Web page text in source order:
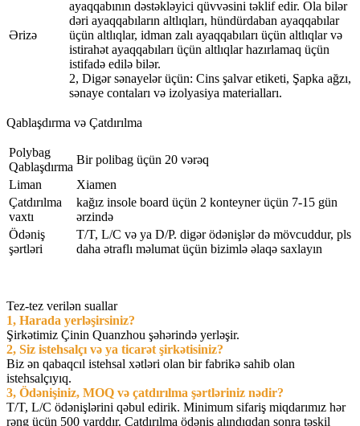
Ərizə
ayaqqabının dəstəkləyici qüvvəsini təklif edir. Ola bilər
dəri ayaqqabıların altlıqları, hündürdaban ayaqqabılar
üçün altlıqlar, idman zalı ayaqqabıları üçün altlıqlar və
istirahət ayaqqabıları üçün altlıqlar hazırlamaq üçün
istifadə edilə bilər.
2, Digər sənayelər üçün: Cins şalvar etiketi, Şapka ağzı,
sənaye contaları və izolyasiya materialları.
Qablaşdırma və Çatdırılma
Polybag
Qablaşdırma
Bir polibag üçün 20 vərəq
Liman
Xiamen
Çatdırılma
vaxtı
kağız insole board üçün 2 konteyner üçün 7-15 gün
ərzində
Ödəniş
şərtləri
T/T, L/C və ya D/P. digər ödənişlər də mövcuddur, pls
daha ətraflı məlumat üçün bizimlə əlaqə saxlayın
Tez-tez verilən suallar
1, Harada yerləşirsiniz?
Şirkətimiz Çinin Quanzhou şəhərində yerləşir.
2, Siz istehsalçı və ya ticarət şirkətisiniz?
Biz ən qabaqcıl istehsal xətləri olan bir fabrikə sahib olan
istehsalçıyıq.
3, Ödənişiniz, MOQ və çatdırılma şərtləriniz nədir?
T/T, L/C ödənişlərini qəbul edirik. Minimum sifariş miqdarımız hər
rəng üçün 500 yarddır. Çatdırılma ödəniş alındıqdan sonra təşkil